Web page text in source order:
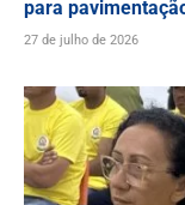
para
27 de julho de 2026